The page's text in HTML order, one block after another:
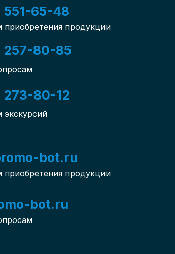
551-65-48
продукции
257-80-85
273-80-12
bot.ru
продукции
bot.ru